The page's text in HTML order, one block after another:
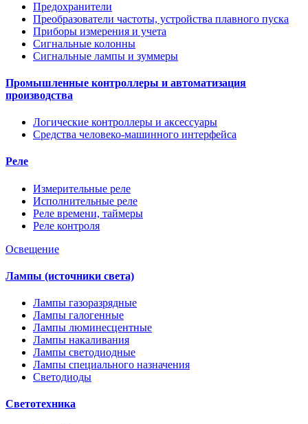
Предохранители
Преобразователи частоты, устройства плавного пуска
Приборы измерения и учета
Сигнальные колонны
Сигнальные лампы и зуммеры
Промышленные контроллеры и автоматизация
производства
Логические контроллеры и аксессуары
Средства человеко-машинного интерфейса
Реле
Измерительные реле
Исполнительные реле
Реле времени, таймеры
Реле контроля
Освещение
Лампы (источники света)
Лампы газоразрядные
Лампы галогенные
Лампы люминесцентные
Лампы накаливания
Лампы светодиодные
Лампы специального назначения
Светодиоды
Светотехника